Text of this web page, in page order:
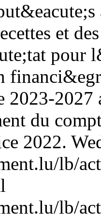
et
pour
2023-
du
2022.
lb/
lb/